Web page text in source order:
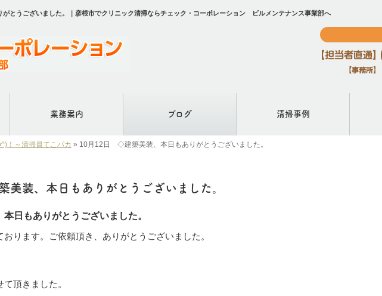
とうございました。｜彦根市でクリニック清掃ならチェック・コーポレーション ビルメンテナンス事業部へ
業務案内 ブログ 清掃事例
！～清掃員てこパカ » 10月12日 ◇建築美装、本日もありがとうございました。
装、本日もありがとうございました。
日もありがとうございました。
ります。ご依頼頂き、ありがとうございました。
頂きました。